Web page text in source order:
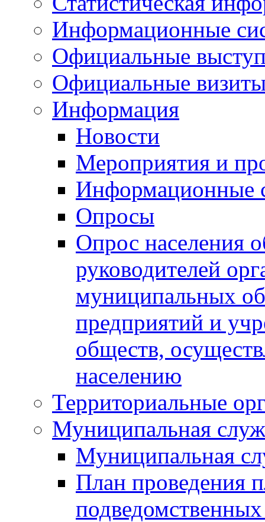
Информационные
Официальные
Официальные
Информация
Новости
Мероприятия и
Информационные
Опросы
Опрос населения
руководителей
муниципальных
предприятий и
обществ,
населению
Территориальные
Муниципальная
Муниципальная
План проведения